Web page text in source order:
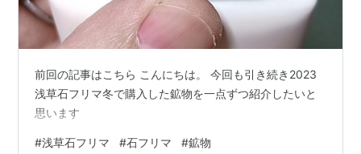
前回の記事はこちら こんにちは。 今回も引き続き2023
浅草石フリマ冬で購入した鉱物を一点ずつ紹介したいと
思います
#浅草石フリマ #石フリマ #鉱物